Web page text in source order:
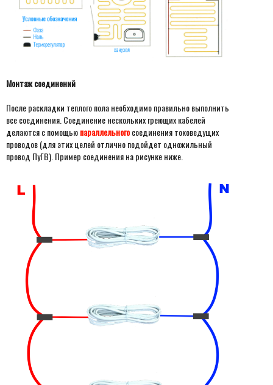
Монтаж соединений
После раскладки теплого пола необходимо правильно выполнить
все соединения. Соединение нескольких греющих кабелей
делаются с помощьюпараллельногосоединения токоведущих
проводов (для этих целей отлично подойдет одножильный
провод ПуГВ). Пример соединения на рисунке ниже.